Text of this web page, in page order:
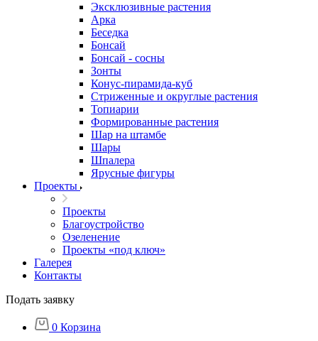
Эксклюзивные растения
Арка
Беседка
Бонсай
Бонсай - сосны
Зонты
Конус-пирамида-куб
Стриженные и округлые растения
Топиарии
Формированные растения
Шар на штамбе
Шары
Шпалера
Ярусные фигуры
Проекты
Проекты
Благоустройство
Озеленение
Проекты «под ключ»
Галерея
Контакты
Подать заявку
0 Корзина